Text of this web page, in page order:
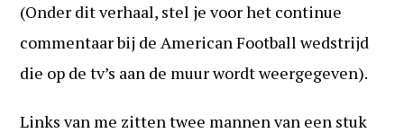
(Onder dit verhaal, stel je voor het continue
commentaar bij de American Football wedstrijd
die op de tv’s aan de muur wordt weergegeven).
Links van me zitten twee mannen van een stuk